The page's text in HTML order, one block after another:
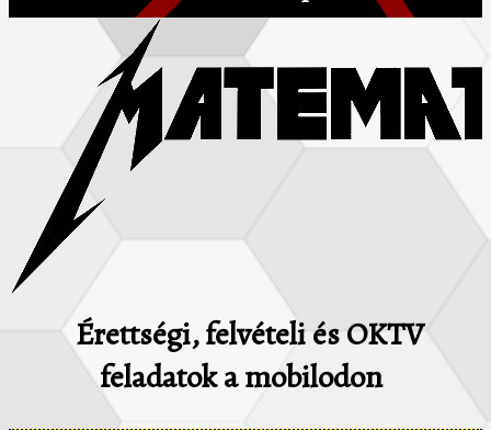
Érettségi, felvételi és OKTV
feladatok a mobilodon